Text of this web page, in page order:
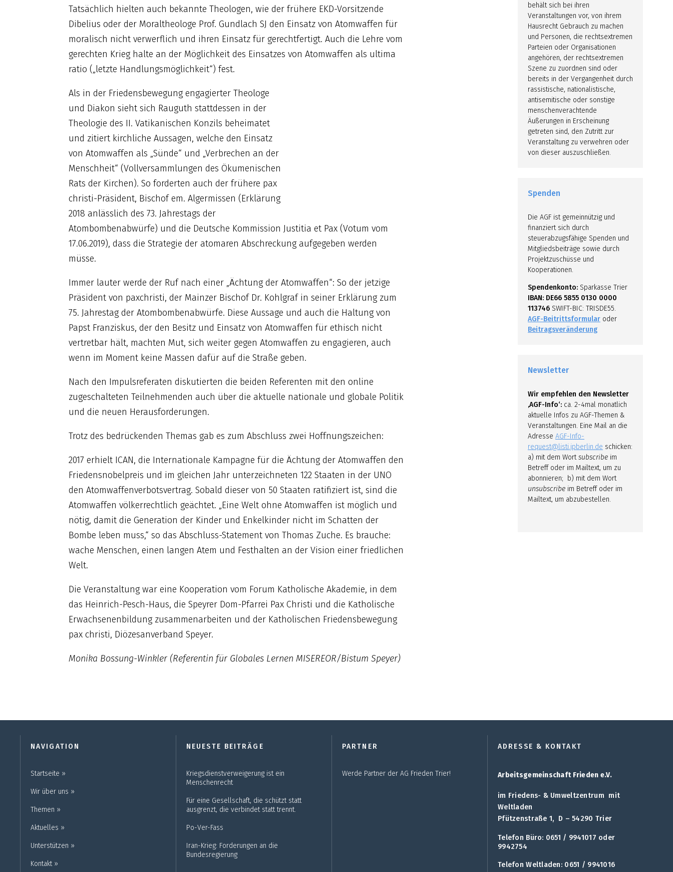
Tatsächlich hielten auch bekannte Theologen, wie der frühere EKD-Vorsitzende
Dibelius oder der Moraltheologe Prof. Gundlach SJ den Einsatz von Atomwaffen für
moralisch nicht verwerflich und ihren Einsatz für gerechtfertigt. Auch die Lehre vom
gerechten Krieg halte an der Möglichkeit des Einsatzes von Atomwaffen als ultima
ratio („letzte Handlungsmöglichkeit“) fest.
Als in der Friedensbewegung engagierter Theologe
und Diakon sieht sich Rauguth stattdessen in der
Theologie des II. Vatikanischen Konzils beheimatet
und zitiert kirchliche Aussagen, welche den Einsatz
von Atomwaffen als „Sünde“ und „Verbrechen an der
Menschheit“ (Vollversammlungen des Ökumenischen
Rats der Kirchen). So forderten auch der frühere pax
christi-Präsident, Bischof em. Algermissen (Erklärung
2018 anlässlich des 73. Jahrestags der
Atombombenabwürfe) und die Deutsche Kommission Justitia et Pax (Votum vom
17.06.2019), dass die Strategie der atomaren Abschreckung aufgegeben werden
müsse.
Immer lauter werde der Ruf nach einer „Ächtung der Atomwaffen“: So der jetzige
Präsident von paxchristi, der Mainzer Bischof Dr. Kohlgraf in seiner Erklärung zum
75. Jahrestag der Atombombenabwürfe. Diese Aussage und auch die Haltung von
Papst Franziskus, der den Besitz und Einsatz von Atomwaffen für ethisch nicht
vertretbar hält, machten Mut, sich weiter gegen Atomwaffen zu engagieren, auch
wenn im Moment keine Massen dafür auf die Straße geben.
Nach den Impulsreferaten diskutierten die beiden Referenten mit den online
zugeschalteten Teilnehmenden auch über die aktuelle nationale und globale Politik
und die neuen Herausforderungen.
Trotz des bedrückenden Themas gab es zum Abschluss zwei Hoffnungszeichen:
2017 erhielt ICAN, die Internationale Kampagne für die Ächtung der Atomwaffen den
Friedensnobelpreis und im gleichen Jahr unterzeichneten 122 Staaten in der UNO
den Atomwaffenverbotsvertrag. Sobald dieser von 50 Staaten ratifiziert ist, sind die
Atomwaffen völkerrechtlich geächtet. „Eine Welt ohne Atomwaffen ist möglich und
nötig, damit die Generation der Kinder und Enkelkinder nicht im Schatten der
Bombe leben muss,“ so das Abschluss-Statement von Thomas Zuche. Es brauche:
wache Menschen, einen langen Atem und Festhalten an der Vision einer friedlichen
Welt.
Die Veranstaltung war eine Kooperation vom Forum Katholische Akademie, in dem
das Heinrich-Pesch-Haus, die Speyrer Dom-Pfarrei Pax Christi und die Katholische
Erwachsenenbildung zusammenarbeiten und der Katholischen Friedensbewegung
pax christi, Diözesanverband Speyer.
Monika Bossung-Winkler (Referentin für Globales Lernen MISEREOR/Bistum Speyer)
behält sich bei ihren
Veranstaltungen vor, von ihrem
Hausrecht Gebrauch zu machen
und Personen, die rechtsextremen
Parteien oder Organisationen
angehören, der rechtsextremen
Szene zu zuordnen sind oder
bereits in der Vergangenheit durch
rassistische, nationalistische,
antisemitische oder sonstige
menschenverachtende
Äußerungen in Erscheinung
getreten sind, den Zutritt zur
Veranstaltung zu verwehren oder
von dieser auszuschließen.
Spenden
Die AGF ist gemeinnützig und
finanziert sich durch
steuerabzugsfähige Spenden und
Mitgliedsbeiträge sowie durch
Projektzuschüsse und
Kooperationen.
Spendenkonto: Sparkasse Trier
IBAN: DE66 5855 0130 0000
113746 SWIFT-BIC: TRISDE55.
AGF-Beitrittsformular oder
Beitragsveränderung
Newsletter
Wir empfehlen den Newsletter
‚AGF-Info‘: ca. 2-4mal monatlich
aktuelle Infos zu AGF-Themen &
Veranstaltungen. Eine Mail an die
Adresse AGF-Info-
request@listi.jpberlin.de schicken:
a) mit dem Wortsubscribe im
Betreff oder im Mailtext, um zu
abonnieren; b) mit dem Wort
unsubscribe im Betreff oder im
Mailtext, um abzubestellen.
NAVIGATION
Startseite ››
Wir über uns ››
Themen ››
Aktuelles ››
Unterstützen ››
Kontakt ››
NEUESTE BEITRÄGE
Kriegsdienstverweigerung ist ein
Menschenrecht
Für eine Gesellschaft, die schützt statt
ausgrenzt, die verbindet statt trennt.
Po-Ver-Fass
Iran-Krieg: Forderungen an die
Bundesregierung
PARTNER
Werde Partner der AG Frieden Trier!
ADRESSE & KONTAKT
Arbeitsgemeinschaft Frieden e.V.
im Friedens- & Umweltzentrum mit
Weltladen
Pfützenstraße 1, D – 54290 Trier
Telefon Büro: 0651 / 9941017 oder
9942754
Telefon Weltladen: 0651 / 9941016